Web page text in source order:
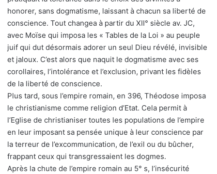
honorer, sans dogmatisme, laissant à chacun sa liberté de
conscience. Tout changea à partir du XII° siècle av. JC,
avec Moïse qui imposa les « Tables de la Loi » au peuple
juif qui dut désormais adorer un seul Dieu révélé, invisible
et jaloux. C’est alors que naquit le dogmatisme avec ses
corollaires, l’intolérance et l’exclusion, privant les fidèles
de la liberté de conscience.
Plus tard, sous l’empire romain, en 396, Théodose imposa
le christianisme comme religion d’Etat. Cela permit à
l’Eglise de christianiser toutes les populations de l’empire
en leur imposant sa pensée unique à leur conscience par
la terreur de l’excommunication, de l’exil ou du bûcher,
frappant ceux qui transgressaient les dogmes.
Après la chute de l’empire romain au 5° s, l’insécurité